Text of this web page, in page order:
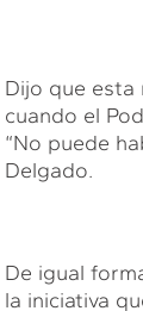
Dijo que esta
cuando el
“No puede
Delgado.
De igual
la iniciativa